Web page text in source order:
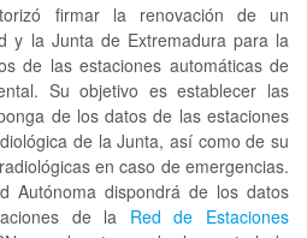
firmar la renovación de un
y la Junta de Extremadura para la
de las estaciones automáticas de
Su objetivo es establecer las
de los datos de las estaciones
de la Junta, así como de su
en caso de emergencias.
Autónoma dispondrá de los datos
de la Red de Estaciones